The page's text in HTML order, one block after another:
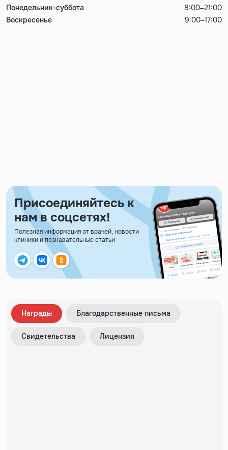
Понедельник-суббота
8:00–21:00
Воскресенье
9:00–17:00
Присоединяйтесь к
нам в соцсетях!
Полезная информация от врачей, новости
клиники и познавательные статьи
Награды Благодарственные письма
Свидетельства Лицензия